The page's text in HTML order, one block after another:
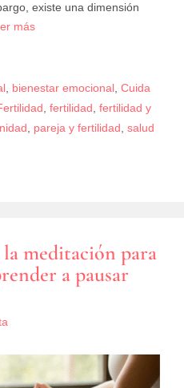
existe una dimensión
más
bienestar emocional ,Cuida
fertilidad fertilidad y
pareja y fertilidad salud
meditación para
a pausar